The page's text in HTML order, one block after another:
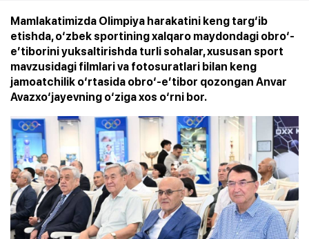
Mamlakatimizda Olimpiya harakatini keng targ‘ib
etishda, o‘zbek sportining xalqaro maydondagi obro‘-
e’tiborini yuksaltirishda turli sohalar, xususan sport
mavzusidagi filmlari va fotosuratlari bilan keng
jamoatchilik o‘rtasida obro‘-e’tibor qozongan Anvar
Avazxo‘jayevning o‘ziga xos o‘rni bor.